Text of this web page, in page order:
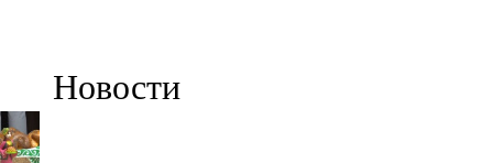
91,5 FM
Новости